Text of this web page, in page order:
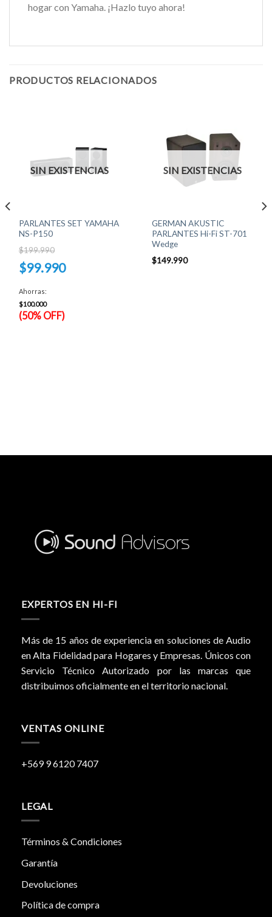
hogar con Yamaha. ¡Hazlo tuyo ahora!
PRODUCTOS RELACIONADOS
SIN EXISTENCIAS
PARLANTES SET YAMAHA
NS-P150
$199.990
El
precio
original
$199.990.
$99.990
precio
actual
es:
$99.990.
Ahorras:
$100.000
(50% OFF)
SIN EXISTENCIAS
GERMAN AKUSTIC
PARLANTES Hi-Fi ST-701
Wedge
$149.990
EXPERTOS EN HI-FI
Más de 15 años de experiencia en soluciones de Audio
en Alta Fidelidad para Hogares y Empresas. Únicos con
Servicio Técnico Autorizado por las marcas que
distribuimos oficialmente en el territorio nacional.
VENTAS ONLINE
+569 9 6120 7407
LEGAL
Términos & Condiciones
Garantía
Devoluciones
Política de compra